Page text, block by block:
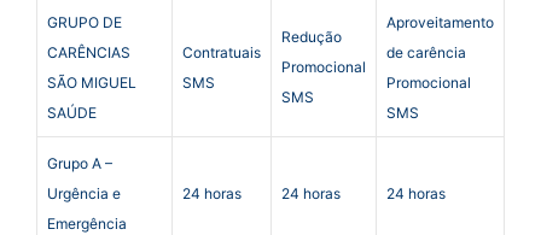
GRUPO DE
CARÊNCIAS
SÃO MIGUEL
SAÚDE
Contratuais
SMS
Redução
Promocional
SMS
Aproveitamento
de carência
Promocional
SMS
Grupo A –
Urgência e
Emergência
24 horas 24 horas 24 horas